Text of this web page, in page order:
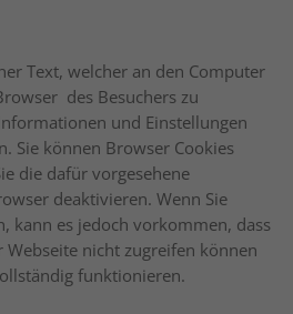
Text, welcher an den Computer
des Besuchers zu
und Einstellungen
Sie können Browser Cookies
die dafür vorgesehene
deaktivieren. Wenn Sie
kann es jedoch vorkommen, dass
Webseite nicht zugreifen können
funktionieren.